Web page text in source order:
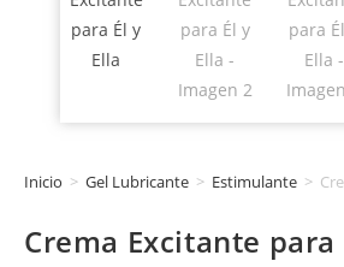
Inicio > Gel Lubricante > Estimulante >
Crema Excitante para